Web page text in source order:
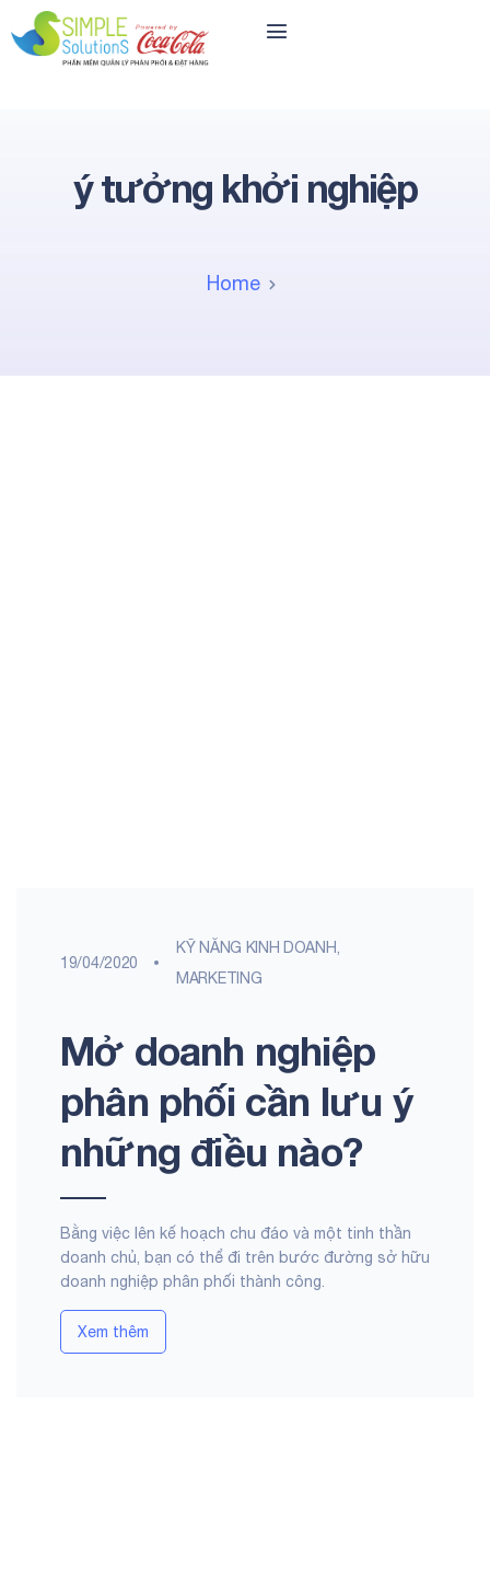
ý tưởng khởi nghiệp
Home
19/04/2020
KỸ NĂNG KINH DOANH,
MARKETING
Mở doanh nghiệp
phân phối cần lưu ý
những điều nào?
Bằng việc lên kế hoạch chu đáo và một tinh thần
doanh chủ, bạn có thể đi trên bước đường sở hữu
doanh nghiệp phân phối thành công.
Xem thêm